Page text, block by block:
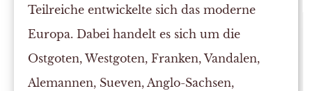
Teilreiche entwickelte sich das moderne
Europa. Dabei handelt es sich um die
Ostgoten, Westgoten, Franken, Vandalen,
Alemannen, Sueven, Anglo-Sachsen,